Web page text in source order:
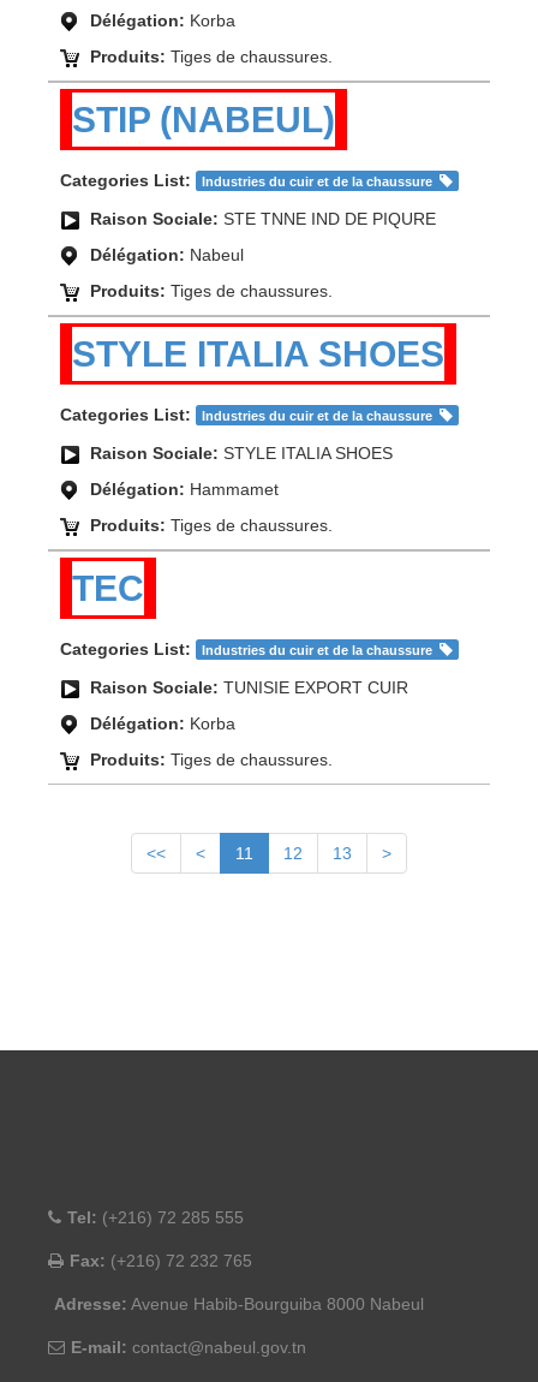
Délégation: Korba
Produits: Tiges de chaussures.
STIP (NABEUL)
Categories List: Industries du cuir et de la chaussure
Raison Sociale: STE TNNE IND DE PIQURE
Délégation: Nabeul
Produits: Tiges de chaussures.
STYLE ITALIA SHOES
Categories List: Industries du cuir et de la chaussure
Raison Sociale: STYLE ITALIA SHOES
Délégation: Hammamet
Produits: Tiges de chaussures.
TEC
Categories List: Industries du cuir et de la chaussure
Raison Sociale: TUNISIE EXPORT CUIR
Délégation: Korba
Produits: Tiges de chaussures.
<< < 11 12 13 >
Tel: (+216) 72 285 555
Fax: (+216) 72 232 765
Adresse: Avenue Habib-Bourguiba 8000 Nabeul
E-mail: contact@nabeul.gov.tn